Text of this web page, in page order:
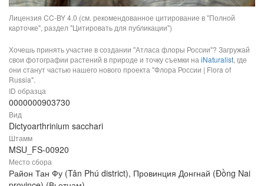
Лицензия CC-BY 4.0 (см. рекомендованное цитирование в "Полной
карточке", раздел "Цитировать для публикации")
Хочешь принять участие в создании "Атласа флоры России"? Загружай
свои фотографии растений в природе и точку съемки на iNaturalist, где
они станут частью нашего нового проекта "Флора России | Flora of
Russia".
ID образца
0000000903730
Вид
Dictyoarthrinium sacchari
Штамм
MSU_FS-00920
Место сбора
Район Тан Фу (Tân Phú district), Провинция Донгнай (Đồng Nai